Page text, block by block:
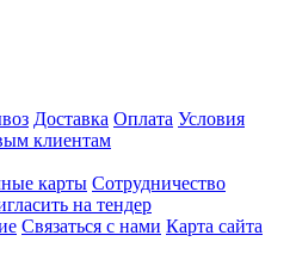
Доставка Оплата Условия
клиентам
карты Сотрудничество
на тендер
Связаться с нами Карта сайта